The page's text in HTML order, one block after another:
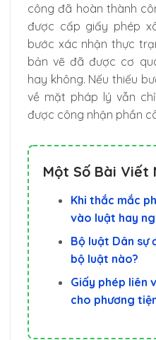
công đã hoàn thành
được cấp giấy phép
bước xác nhận thực
bản vẽ đã được cơ
hay không. Nếu thiếu
về mặt pháp lý vẫn
được công nhận phần
Một Số Bài Viết
Khi thắc mắc
vào luật hay
Bộ luật Dân sự
bộ luật nào?
Giấy phép liên
cho phương